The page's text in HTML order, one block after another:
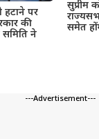
हटाने पर
की
ने
सुप्रीम
समेत
---Advertisement---